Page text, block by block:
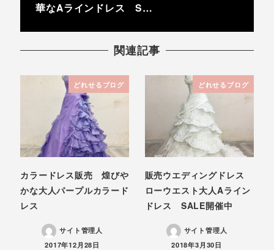
華なAラインドレス S…
関連記事
どれせるブログ
カラードレス販売 煌びや
かな大人パープルカラード
レス
サイト管理人
投稿日
2017年12月28日
どれせるブログ
販売ウエディングドレス
ローウエスト大人Aライン
ドレス SALE開催中
サイト管理人
投稿日
2018年3月30日